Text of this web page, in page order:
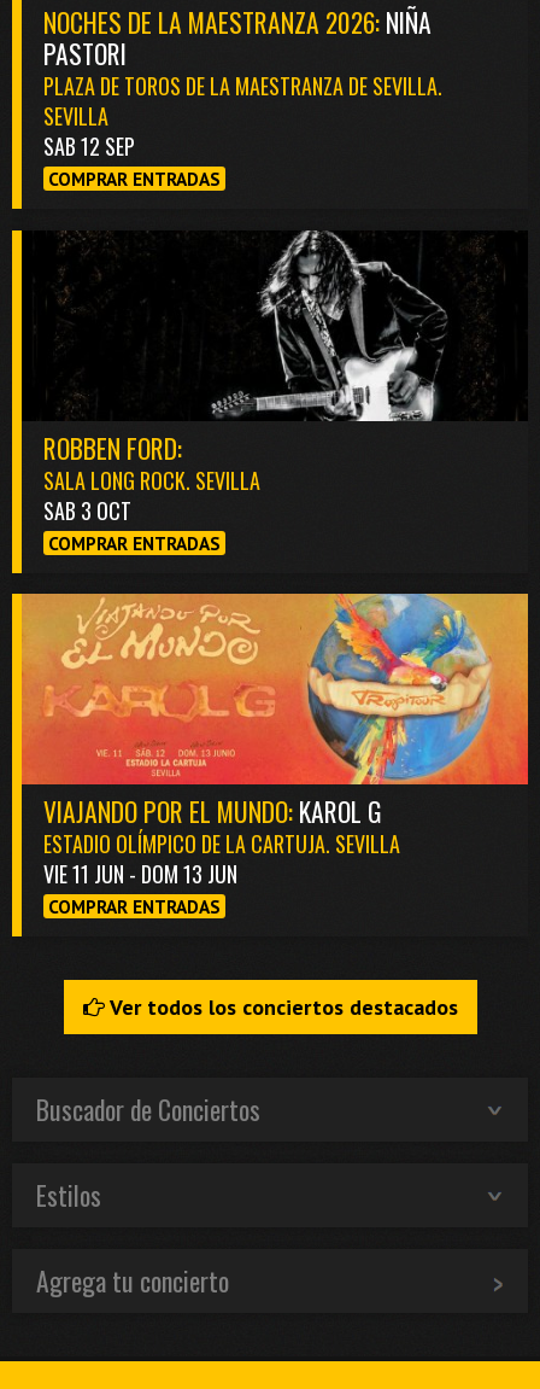
NOCHES DE LA MAESTRANZA 2026:NIÑA
PASTORI
PLAZA DE TOROS DE LA MAESTRANZA DE SEVILLA.
SEVILLA
SAB 12 SEP
COMPRAR ENTRADAS
ROBBEN FORD:
SALA LONG ROCK. SEVILLA
SAB 3 OCT
COMPRAR ENTRADAS
VIAJANDO POR EL MUNDO:KAROL G
ESTADIO OLÍMPICO DE LA CARTUJA. SEVILLA
VIE 11 JUN - DOM 13 JUN
COMPRAR ENTRADAS
Ver todos los conciertos destacados
Buscador de Conciertos
Estilos
Agrega tu concierto